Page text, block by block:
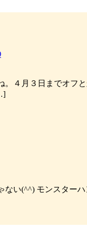
。４月３日までオ
ない(^^) モンスター